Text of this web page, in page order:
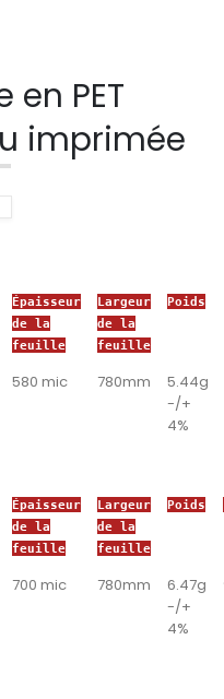
PET
imprimée
Épaisseur
de la
feuille
Largeur
de la
feuille
Poids
580 mic 780mm
5.44g
-/+
4%
Épaisseur
de la
feuille
Largeur
de la
feuille
Poids
700 mic 780mm
6.47g
-/+
4%